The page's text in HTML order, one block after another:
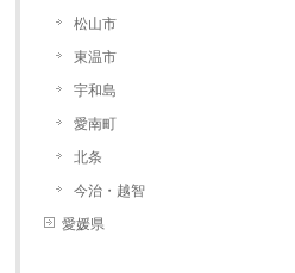
松山市
東温市
宇和島
愛南町
北条
今治・越智
愛媛県